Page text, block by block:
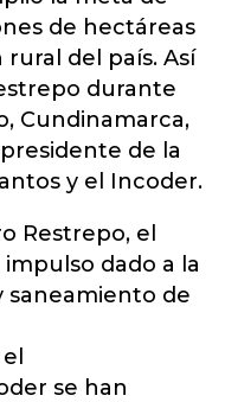
de hectáreas
del país. Así
durante
Cundinamarca,
de la
y el Incoder.
Restrepo, el
dado a la
saneamiento de
se han